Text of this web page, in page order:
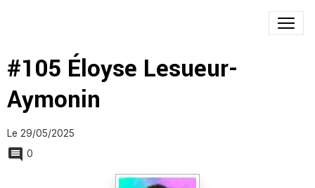
#105 Éloyse Lesueur-
Aymonin
Le 29/05/2025
0